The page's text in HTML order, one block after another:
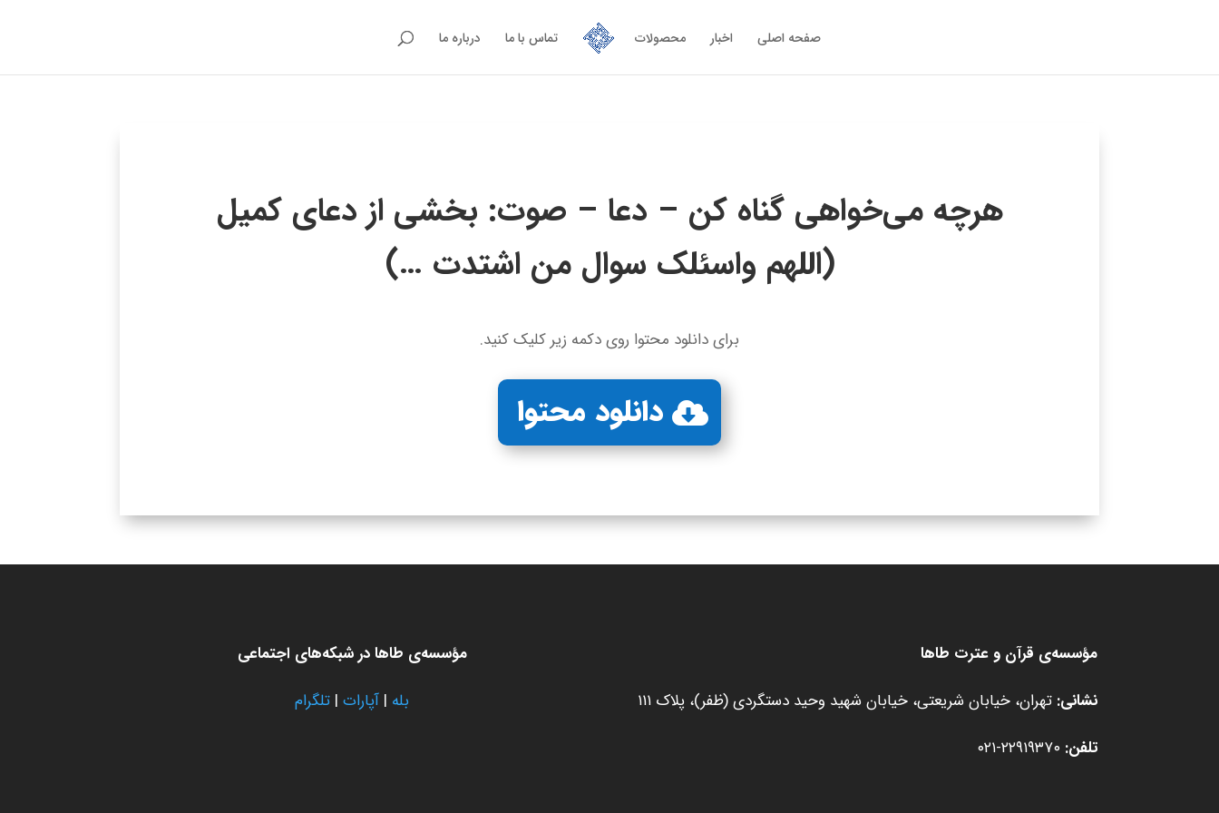
صفحه اصلی اخبار محصولات تماس با ما درباره ما
هرچه می‌خواهی گناه کن – دعا – صوت: بخشی از دعای کمیل
(اللهم واسئلک سوال من اشتدت …)
برای دانلود محتوا روی دکمه زیر کلیک کنید.
دانلود محتوا
مؤسسه‌ی قرآن و عترت طاها
نشانی: تهران، خیابان شریعتی، خیابان شهید وحید دستگردی (ظفر)، پلاک ۱۱۱
تلفن:
مؤسسه‌ی طاها در شبکه‌های اجتماعی
بله | آپارات| تلگرام